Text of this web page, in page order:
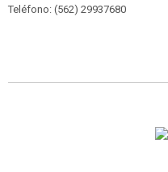
Teléfono: (562) 29937680